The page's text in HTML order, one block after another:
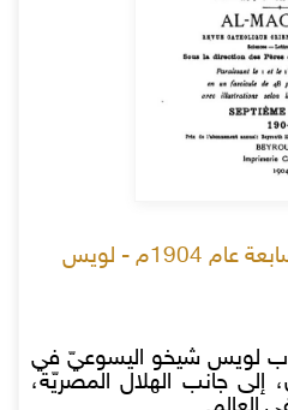
مجلة المشرق - السنة السابعة عام 1904م - لويس
لويس شيخو اليسوعيّ في
الآن، إلى جانب الهلال المصريّة،